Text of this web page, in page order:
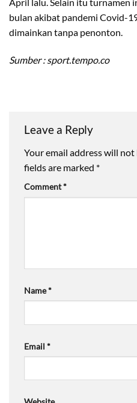
bulan akibat pandemi Covid-
dimainkan tanpa penonton.
Sumber : sport.tempo.co
Leave a Reply
Your email address will not
fields are marked *
Comment*
Name*
Email *